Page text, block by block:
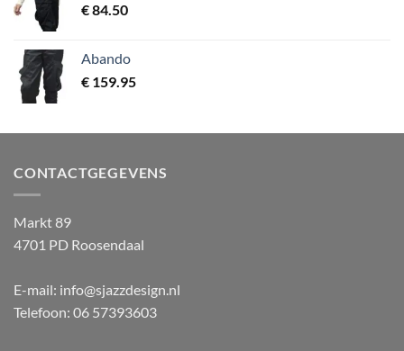
€84.50
Abando
€ 159.95
CONTACTGEGEVENS
Markt 89
4701 PD Roosendaal
E-mail: info@sjazzdesign.nl
Telefoon: 06 57393603